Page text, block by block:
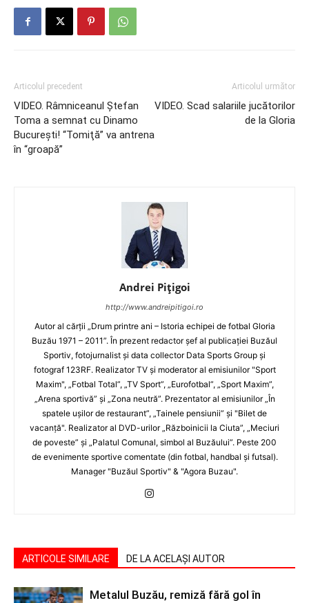
Articolul precedent
VIDEO. Râmniceanul Ştefan
Toma a semnat cu Dinamo
Bucureşti! “Tomiţă” va antrena
în “groapă”
Articolul următor
VIDEO. Scad salariile jucătorilor
de la Gloria
Andrei Pițigoi
http://www.andreipitigoi.ro
Autor al cărţii „Drum printre ani – Istoria echipei de fotbal Gloria
Buzău 1971 – 2011”. În prezent redactor şef al publicaţiei Buzăul
Sportiv, fotojurnalist şi data collector Data Sports Group şi
fotograf 123RF. Realizator TV şi moderator al emisiunilor "Sport
Maxim", „Fotbal Total”, „TV Sport”, „Eurofotbal”, „Sport Maxim”,
„Arena sportivă” şi „Zona neutră”. Prezentator al emisiunilor „În
spatele uşilor de restaurant”, „Tainele pensiunii” şi "Bilet de
vacanţă". Realizator al DVD-urilor „Războinicii la Ciuta”, „Meciuri
de poveste” şi „Palatul Comunal, simbol al Buzăului”. Peste 200
de evenimente sportive comentate (din fotbal, handbal şi futsal).
Manager "Buzăul Sportiv" & "Agora Buzau".
ARTICOLE SIMILARE DE LA ACELAȘI AUTOR
Metalul Buzău, remiză fără gol în